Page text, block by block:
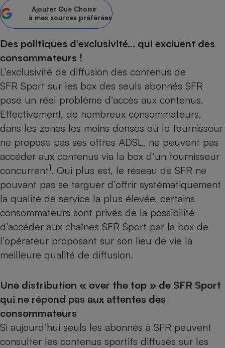
Ajouter Que Choisir
à mes sources préférées
Des politiques d’exclusivité… qui excluent des
consommateurs !
L’exclusivité de diffusion des contenus de
SFR Sport sur les box des seuls abonnés SFR
pose un réel problème d’accès aux contenus.
Effectivement, de nombreux consommateurs,
dans les zones les moins denses où le fournisseur
ne propose pas ses offres ADSL, ne peuvent pas
accéder aux contenus via la box d’un fournisseur
concurrent1. Qui plus est, le réseau de SFR ne
pouvant pas se targuer d’offrir systématiquement
la qualité de service la plus élevée, certains
consommateurs sont privés de la possibilité
d’accéder aux chaînes SFR Sport par la box de
l’opérateur proposant sur son lieu de vie la
meilleure qualité de diffusion.
Une distribution « over the top » de SFR Sport
qui ne répond pas aux attentes des
consommateurs
Si aujourd’hui seuls les abonnés à SFR peuvent
consulter les contenus sportifs diffusés sur les
bouteille
Assurance emprunteur
Banque
Petit électroménager -
Plaque de cuisson à
induction
Téléviseur
Matelas
Radiateur électrique
Climatiseur -
Ventilateur
Mutuelle
Antimoustique